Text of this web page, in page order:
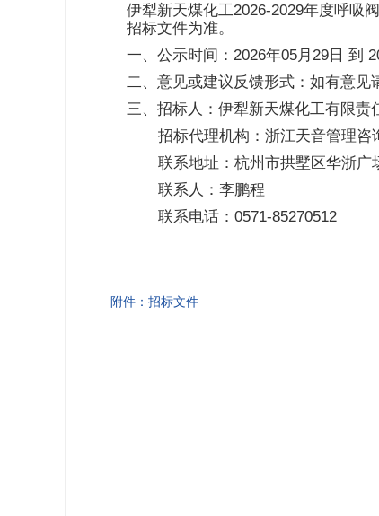
伊犁新天煤化工2026-2029年度呼吸
招标文件为准。
一、公示时间：2026年05月29日 到
二、意见或建议反馈形式：如有意见
三、招标人：伊犁新天煤化工有限责
招标代理机构：浙江天音管理咨
联系地址：杭州市拱墅区华浙广
联系人：李鹏程
联系电话：0571-85270512
附件：招标文件